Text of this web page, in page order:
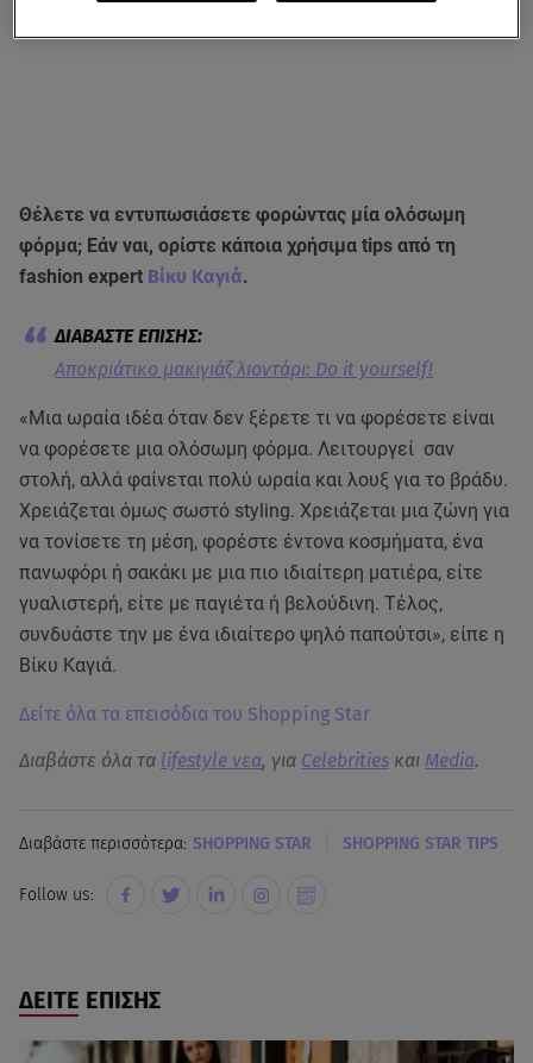
Θέλετε να εντυπωσιάσετε φορώντας μία ολόσωμη
φόρμα; Εάν ναι, ορίστε κάποια χρήσιμα tips από τη
fashion expert Βίκυ Καγιά.
Αποκριάτικο μακιγιάζ λιοντάρι: Do it yourself!
«Μια ωραία ιδέα όταν δεν ξέρετε τι να φορέσετε είναι
να φορέσετε μια ολόσωμη φόρμα. Λειτουργεί σαν
στολή, αλλά φαίνεται πολύ ωραία και λουξ για το βράδυ.
Χρειάζεται όμως σωστό styling. Χρειάζεται μια ζώνη για
να τονίσετε τη μέση, φορέστε έντονα κοσμήματα, ένα
πανωφόρι ή σακάκι με μια πιο ιδιαίτερη ματιέρα, είτε
γυαλιστερή, είτε με παγιέτα ή βελούδινη. Τέλος,
συνδυάστε την με ένα ιδιαίτερο ψηλό παπούτσι», είπε η
Βίκυ Καγιά.
Δείτε όλα τα επεισόδια του Shopping Star
Διαβάστε όλα τα lifestyle νεα, για Celebrities και Media.
Διαβάστε περισσότερα: SHOPPING STAR SHOPPING STAR TIPS
Follow us:
ΔΕΙΤΕ ΕΠΙΣΗΣ